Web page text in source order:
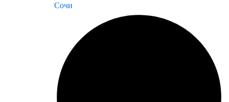
Сочи